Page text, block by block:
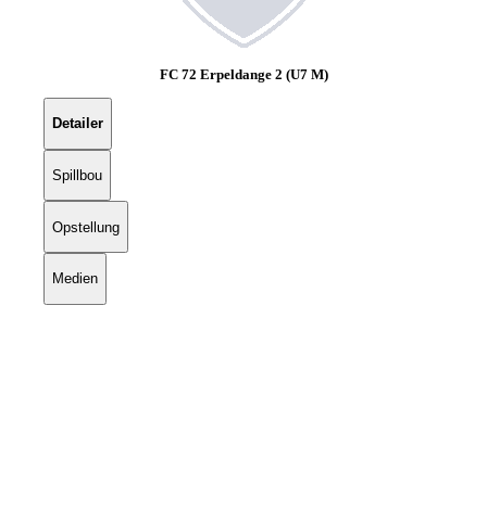
FC 72 Erpeldange 2 (U7 M)
Detailer
Spillbou
Opstellung
Medien